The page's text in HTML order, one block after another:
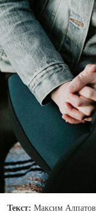
Текст: Максим Алпатов